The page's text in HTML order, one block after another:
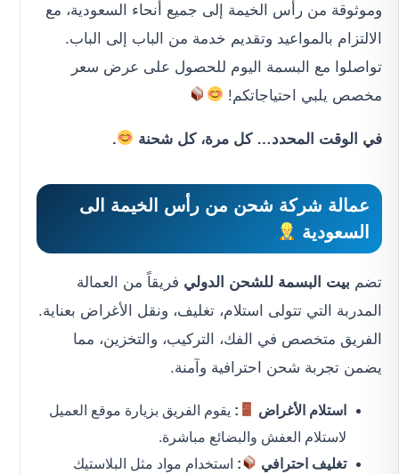
وموثوقة من رأس الخيمة إلى جميع أنحاء السعودية، مع
الالتزام بالمواعيد وتقديم خدمة من الباب إلى الباب.
تواصلوا مع البسمة اليوم للحصول على عرض سعر
مخصص يلبي احتياجاتكم!
في الوقت المحدد… كل مرة، كل شحنة .
عمالة شركة شحن من رأس الخيمة الى
السعودية
تضم بيت البسمة للشحن الدولي فريقاً من العمالة
المدربة التي تتولى استلام، تغليف، ونقل الأغراض بعناية.
الفريق متخصص في الفك، التركيب، والتخزين، مما
يضمن تجربة شحن احترافية وآمنة.
استلام الأغراض : يقوم الفريق بزيارة موقع العميل
لاستلام العفش والبضائع مباشرة.
تغليف احترافي
: استخدام مواد مثل البلاستيك